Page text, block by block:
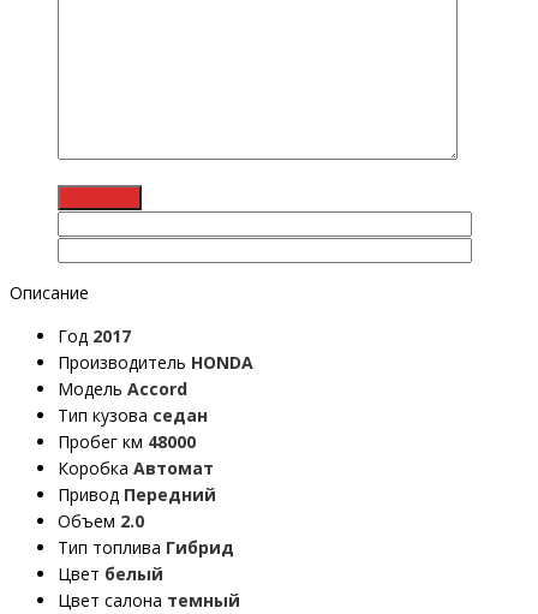
Описание
Год 2017
Производитель HONDA
Модель Accord
Тип кузова седан
Пробег км 48000
Коробка Автомат
Привод Передний
Объем 2.0
Тип топлива Гибрид
Цвет белый
Цвет салона темный